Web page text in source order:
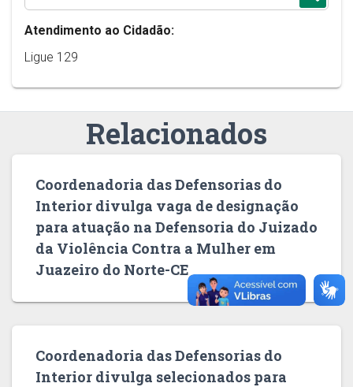
Atendimento ao Cidadão:
Ligue 129
Relacionados
Coordenadoria das Defensorias do
Interior divulga vaga de designação
para atuação na Defensoria do Juizado
da Violência Contra a Mulher em
Juazeiro do Norte-CE
Coordenadoria das Defensorias do
Interior divulga selecionados para